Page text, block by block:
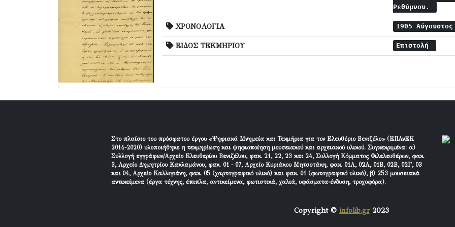
Ρεθύμνου.
ΧΡΟΝΟΛΟΓΙΑ 1905
ΕΙΔΟΣ ΤΕΚΜΗΡΙΟΥ Επιστολή
Στο πλαίσιο του πρόσφατου έργου «Ψηφιακά Μνημεία και Τεκμήρια για τον Ελευθέριο Βενιζέλο» (ΕΠΑνΕΚ
2014-2020) υλοποιήθηκε η τεκμηρίωση και ψηφιοποίηση μουσειακού και αρχειακού υλικού. Συγκεκριμένα: α)
Συλλογή εγγράφων/Αρχείο Ελευθερίου Βενιζέλου, φακ. 21, 22, 23 και 24, Συλλογή Κόμματος Φιλελευθέρων, φακ.
3, Αρχείο Δημητρίου Κακλαμάνου, φακ. 01 - 07, Αρχείο Κυριάκου Μητσοτάκη, φακ. 01Α, 02Α, 01Β, 02Β, 02Γ, 03
και 04, Αρχείο Καλλιγιάνη, φακ. 05 (χαρτογραφικό υλικό) και φακ. 01 (φωτογραφικό υλικό), β) 253 μουσειακά
αντικείμενα (έργα τέχνης, έπιπλα, αντικείμενα, φωτιστικά, χαλιά, υφάσματα-ένδυση, τροχοφόρα).
Copyright © infolib.gr2023